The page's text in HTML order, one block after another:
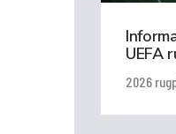
UEFA
2026